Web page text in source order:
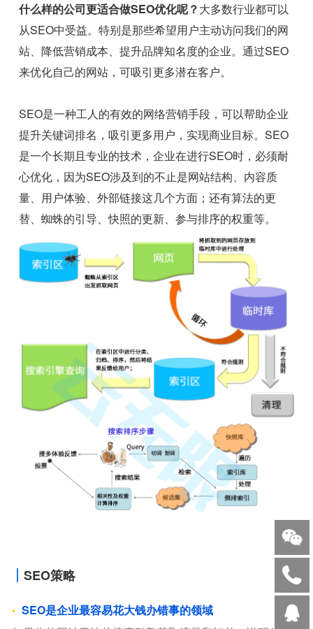
什么样的公司更适合做SEO优化呢？大多数行业都可以
从SEO中受益。特别是那些希望用户主动访问我们的网
站、降低营销成本、提升品牌知名度的企业。通过SEO
来优化自己的网站，可吸引更多潜在客户。
SEO是一种工人的有效的网络营销手段，可以帮助企业
提升关键词排名，吸引更多用户，实现商业目标。SEO
是一个长期且专业的技术，企业在进行SEO时，必须耐
心优化，因为SEO涉及到的不止是网站结构、内容质
量、用户体验、外部链接这几个方面；还有算法的更
替、蜘蛛的引导、快照的更新、参与排序的权重等。
SEO策略
SEO是企业最容易花大钱办错事的领域